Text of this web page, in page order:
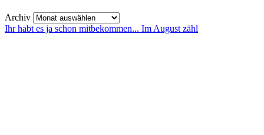
Archiv
Ihr habt es ja schon mitbekommen... Im August zähl